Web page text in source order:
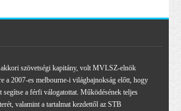
szövetségi kapitány, volt MVLSZ-elnök
a 2007-es melbourne-i világbajnokság előtt, hogy
segítse a férfi válogatottat. Működésének teljes
valamint a tartalmat kezdettől az STB